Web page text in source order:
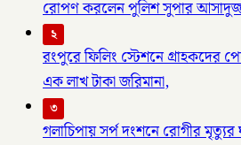
রোপণ করলেন পুলিশ সুপার
২
রংপুরে ফিলিং স্টেশনে গ্রাহকদের
এক লাখ টাকা জরিমানা,
৩
গলাচিপায় সর্প দংশনে রোগীর